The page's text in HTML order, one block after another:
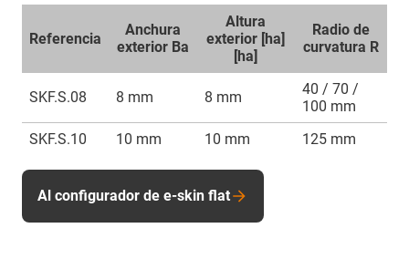
Referencia
Anchura
exterior Ba
Altura
exterior [ha]
[ha]
Radio de
curvatura R
SKF.S.08 8 mm 8 mm
40 / 70 /
100 mm
SKF.S.10
10 mm 10 mm 125 mm
Al configurador de e-skin flat